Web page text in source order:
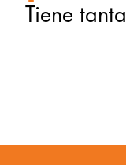
Tiene